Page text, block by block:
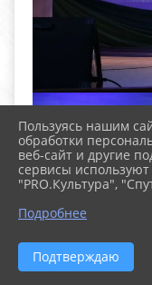
Пользуясь нашим
обработки
веб-сайт и другие
сервисы используют
"PRO.Культура",
Подробнее
Подтверждаю